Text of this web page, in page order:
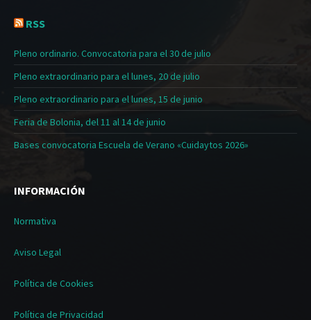
RSS
Pleno ordinario. Convocatoria para el 30 de julio
Pleno extraordinario para el lunes, 20 de julio
Pleno extraordinario para el lunes, 15 de junio
Feria de Bolonia, del 11 al 14 de junio
Bases convocatoria Escuela de Verano «Cuidaytos 2026»
INFORMACIÓN
Normativa
Aviso Legal
Política de Cookies
Política de Privacidad